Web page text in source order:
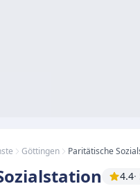
Göttingen Paritätische
4.4